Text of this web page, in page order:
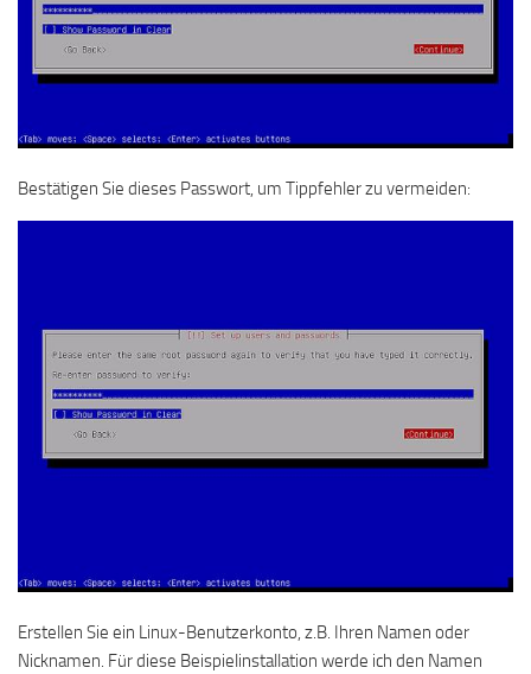
Bestätigen Sie dieses Passwort, um Tippfehler zu vermeiden:
Erstellen Sie ein Linux-Benutzerkonto, z.B. Ihren Namen oder
Nicknamen. Für diese Beispielinstallation werde ich den Namen